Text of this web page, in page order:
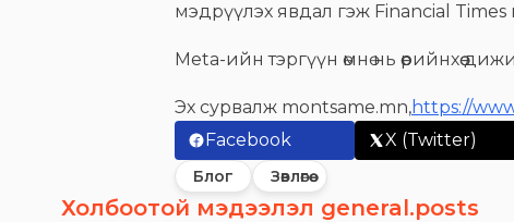
мэдрүүлэх явдал гэж Financial
Meta-ийн тэргүүн өмнө нь өөрийнхөө
Эх сурвалж montsame.mn,https://
Facebook
X (Twitter)
Блог Зөвлөгөө
Холбоотой мэдээлэл general.posts